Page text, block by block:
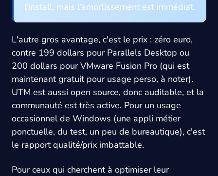
l'install, mais l'amortissement est immédiat.
L'autre gros avantage, c'est le prix : zéro euro,
contre 199 dollars pour Parallels Desktop ou
200 dollars pour VMware Fusion Pro (qui est
maintenant gratuit pour usage perso, à noter).
UTM est aussi open source, donc auditable, et la
communauté est très active. Pour un usage
occasionnel de Windows (une appli métier
ponctuelle, du test, un peu de bureautique), c'est
le rapport qualité/prix imbattable.
Pour ceux qui cherchent à optimiser leur